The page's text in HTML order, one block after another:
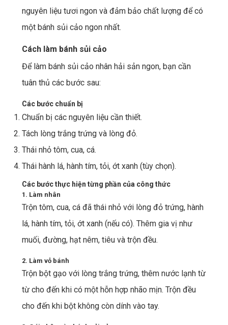
nguyên liệu tươi ngon và đảm bảo chất lượng để có
một bánh sủi cảo ngon nhất.
Cách làm bánh sủi cảo
Để làm bánh sủi cảo nhân hải sản ngon, bạn cần
tuân thủ các bước sau:
Các bước chuẩn bị
Chuẩn bị các nguyên liệu cần thiết.
Tách lòng trắng trứng và lòng đỏ.
Thái nhỏ tôm, cua, cá.
Thái hành lá, hành tím, tỏi, ớt xanh (tùy chọn).
Các bước thực hiện từng phần của công thức
1. Làm nhân
Trộn tôm, cua, cá đã thái nhỏ với lòng đỏ trứng, hành
lá, hành tím, tỏi, ớt xanh (nếu có). Thêm gia vị như
muối, đường, hạt nêm, tiêu và trộn đều.
2. Làm vỏ bánh
Trộn bột gạo với lòng trắng trứng, thêm nước lạnh từ
từ cho đến khi có một hỗn hợp nhão mịn. Trộn đều
cho đến khi bột không còn dính vào tay.